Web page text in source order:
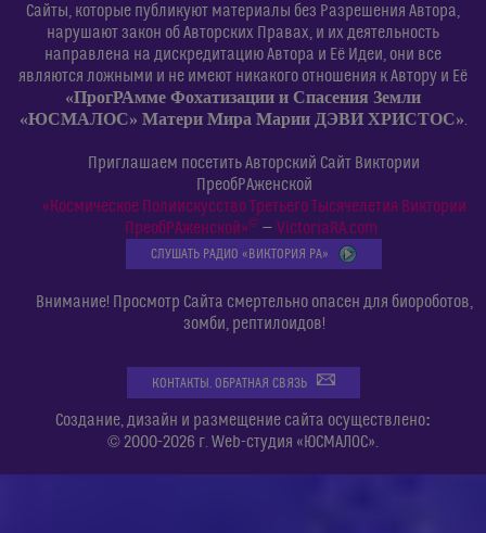
Сайты, которые публикуют материалы без Разрешения Автора,
нарушают закон об Авторских Правах, и их деятельность
направлена на дискредитацию Автора и Её Идеи, они все
являются ложными и не имеют никакого отношения к Автору и Её
«ПрогРАмме Фохатизации и Спасения Земли
«ЮСМАЛОС» Матери Мира Марии ДЭВИ ХРИСТОС».
Приглашаем посетить Авторский Сайт Виктории
ПреобРАженской
«Космическое Полиискусство Третьего Тысячелетия Виктории
ПреобРАженской»©— VictoriaRA.com
СЛУШАТЬ РАДИО «ВИКТОРИЯ РА»
Внимание! Просмотр Сайта смертельно опасен для биороботов,
зомби, рептилоидов!
КОНТАКТЫ. ОБРАТНАЯ СВЯЗЬ
Создание, дизайн и размещение сайта осуществлено:
© 2000-2026 г. Web-студия «ЮСМАЛОС».